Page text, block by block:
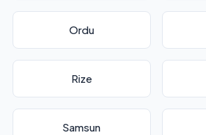
Ordu
Rize
Samsun